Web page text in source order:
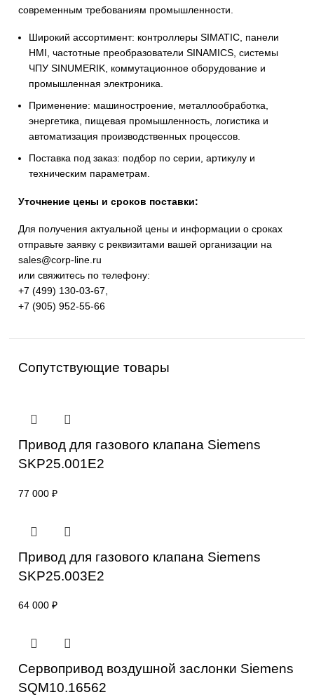
Оригинальное промышленное оборудование Siemens
электроснабжения и цифровизации производства.
Надёжные решения для станков, производственных
инженерной инфраструктуры и промышленных
энергоэффективность, надёжность и соответствие
современным требованиям промышленности.
Широкий ассортимент: контроллеры SIMATIC,
HMI, частотные преобразователи SINAMICS,
ЧПУ SINUMERIK, коммутационное оборудование и
Применение: машиностроение, металлообработка,
энергетика, пищевая промышленность, логистика и
автоматизация производственных процессов.
Поставка под заказ: подбор по серии, артикулу и
sales@corp-line.ru
+7 (499) 130-03-67,
+7 (905) 952-55-66
Сопутствующие товары
SKP25.001E2
77 000₽